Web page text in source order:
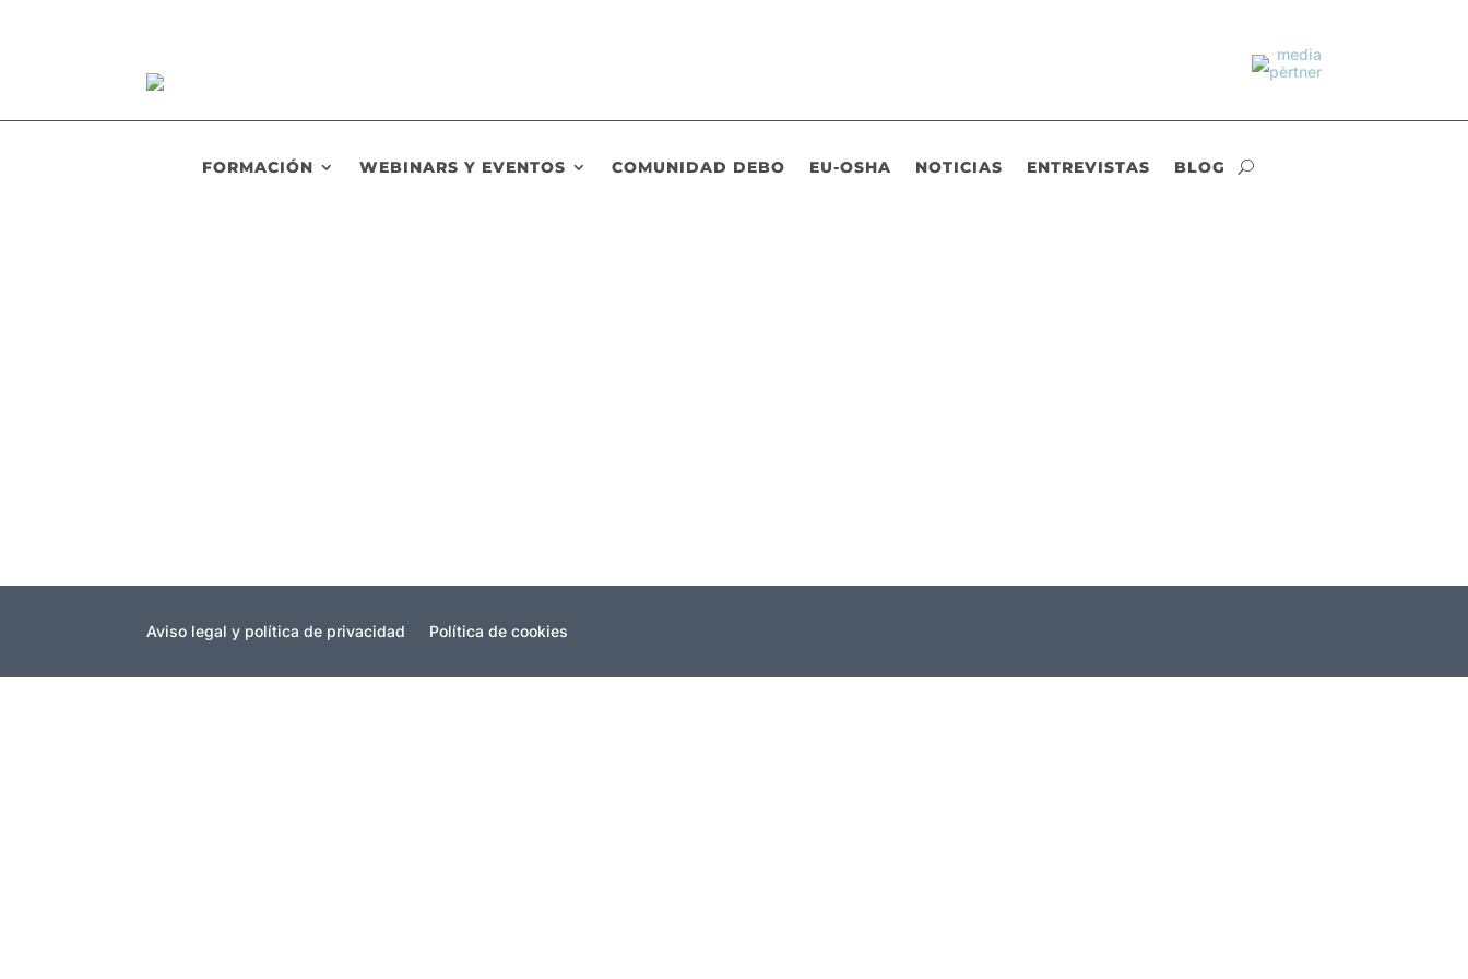
FORMACIÓN WEBINARS Y EVENTOS COMUNIDAD DEBO EU-OSHA NOTICIAS ENTREVISTAS BLOG
Aviso legal y política de privacidad Política de cookies